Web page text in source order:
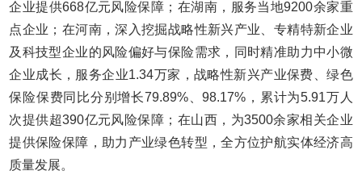
企业提供668亿元风险保障；在湖南，服务当地9200余家重
点企业；在河南，深入挖掘战略性新兴产业、专精特新企业
及科技型企业的风险偏好与保险需求，同时精准助力中小微
企业成长，服务企业1.34万家，战略性新兴产业保费、绿色
保险保费同比分别增长79.89%、98.17%，累计为5.91万人
次提供超390亿元风险保障；在山西，为3500余家相关企业
提供保险保障，助力产业绿色转型，全方位护航实体经济高
质量发展。